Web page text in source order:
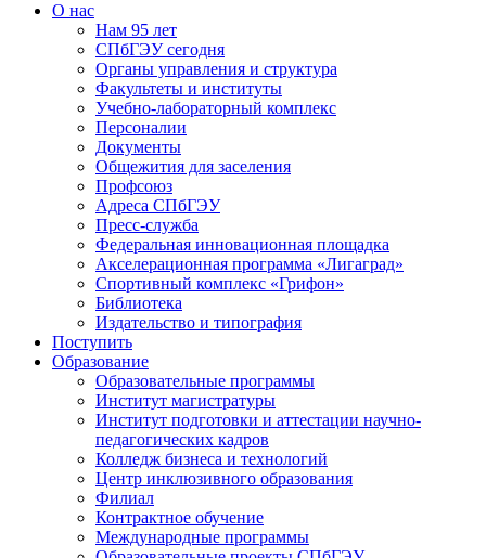
О нас
Нам 95 лет
СПбГЭУ сегодня
Органы управления и структура
Факультеты и институты
Учебно-лабораторный комплекс
Персоналии
Документы
Общежития для заселения
Профсоюз
Адреса СПбГЭУ
Пресс-служба
Федеральная инновационная площадка
Акселерационная программа «Лигаград»­­
Спортивный комплекс «Грифон»
Библиотека
Издательство и типография
Поступить
Образование
Образовательные программы
Институт магистратуры
Институт подготовки и аттестации научно-
педагогических кадров
Колледж бизнеса и технологий
Центр инклюзивного образования
Филиал
Контрактное обучение
Международные программы